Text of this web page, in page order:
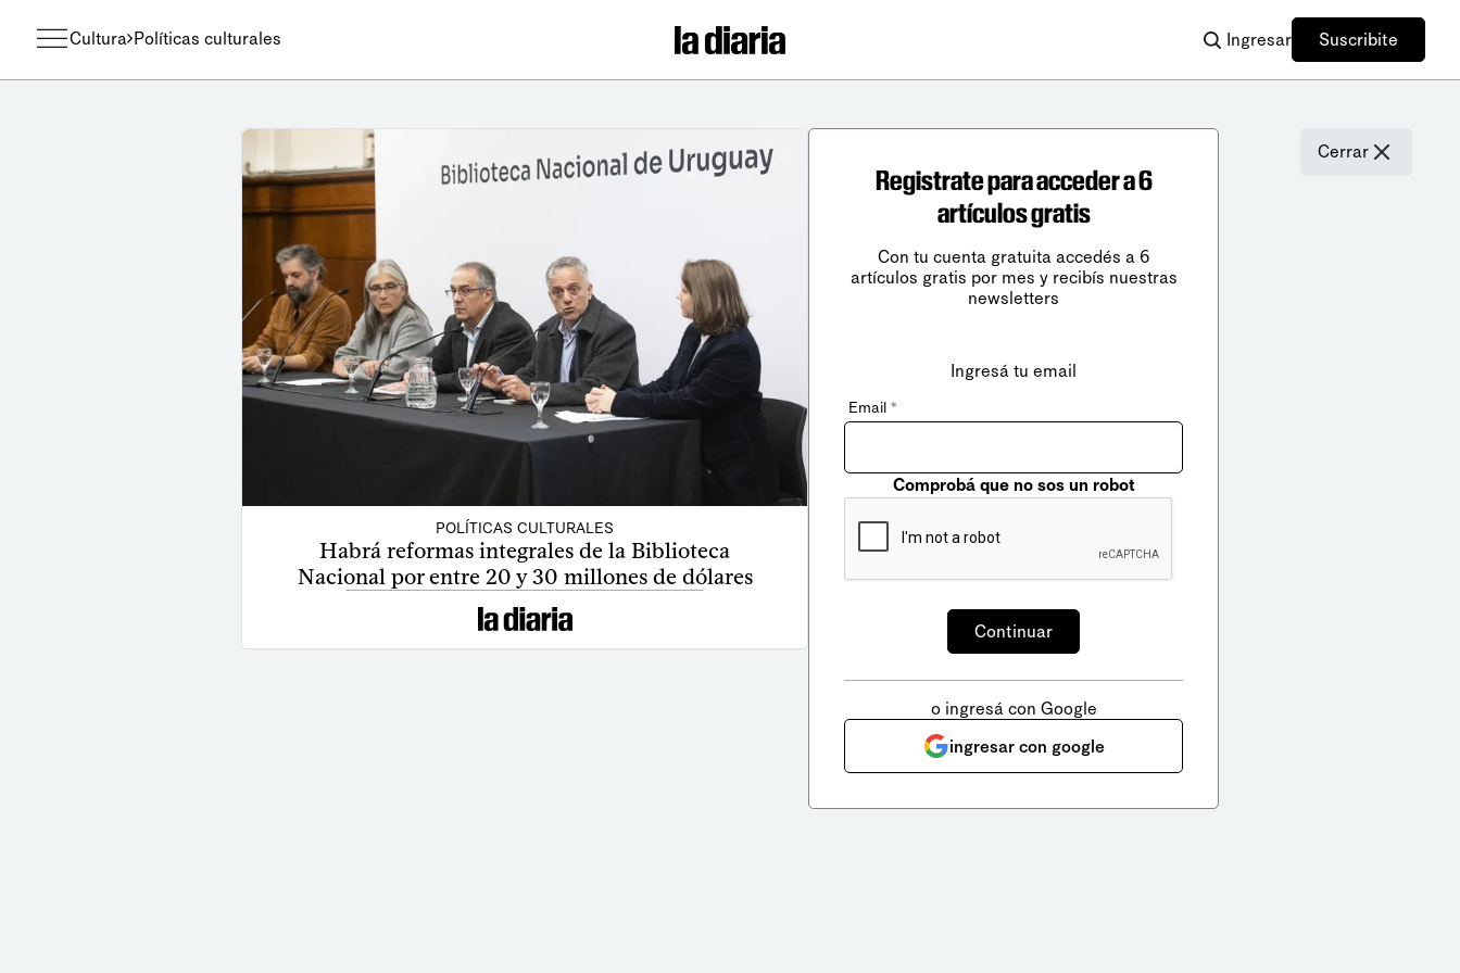
Cultura Políticas culturales Ingresar Suscribite
POLÍTICAS CULTURALES
Habrá reformas integrales de la Biblioteca
Nacional por entre 20 y 30 millones de dólares
Cerrar
Registrate para acceder a 6
artículos gratis
Con tu cuenta gratuita accedés a 6
artículos gratis por mes y recibís nuestras
newsletters
Ingresá tu email
Email *
Comprobá que no sos un robot
o ingresá con Google
ingresar con google